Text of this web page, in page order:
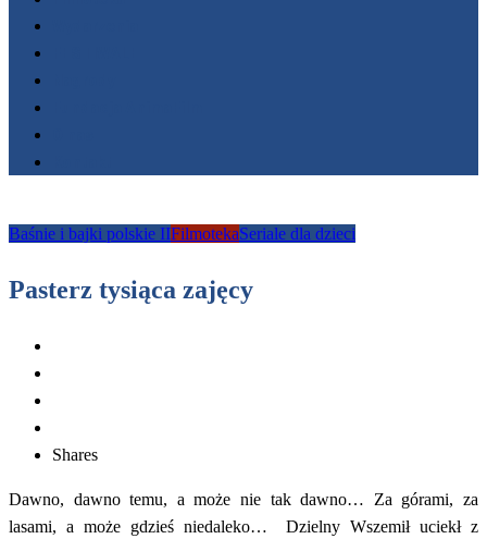
Baśnie i bajki polskie IIFilmotekaSeriale dla dzieci
Pasterz tysiąca zajęcy
Shares
Dawno, dawno temu, a może nie tak dawno… Za górami, za
lasami, a może gdzieś niedaleko… Dzielny Wszemił uciekł z